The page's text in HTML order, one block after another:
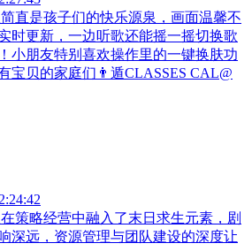
直是孩子们的快乐源泉，画面温馨不
时更新，一边听歌还能摇一摇切换歌
小朋友特别喜欢操作里的一键换肤功
宝贝的家庭们👨‍遁️CLASSES CAL@
策略经营中融入了末日求生元素，剧
深远，资源管理与团队建设的深度让